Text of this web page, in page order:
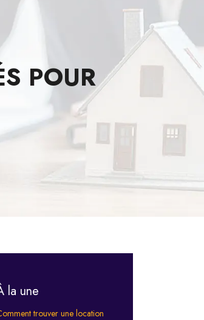
POUR
la une
trouver une location